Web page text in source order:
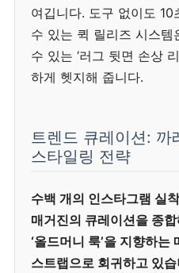
여깁니다. 도구 없이도
수 있는 퀵 릴리즈 시스
수 있는 ‘러그 뒷면 손상
하게 헷지해 줍니다.
트렌드 큐레이션: 까
스타일링 전략
수백 개의 인스타그램 실
매거진의 큐레이션을 종
‘올드머니 룩’을 지향하
스트랩으로 회귀하고 있